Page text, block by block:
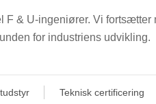
& U-ingeniører. Vi
for industriens udvikling.
Teknisk certificering